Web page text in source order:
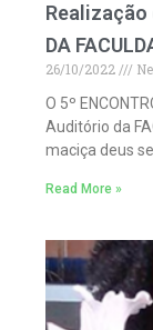
Realização
DA
26/10/2022
O 5º
Auditório da
maciça deus
Read More »